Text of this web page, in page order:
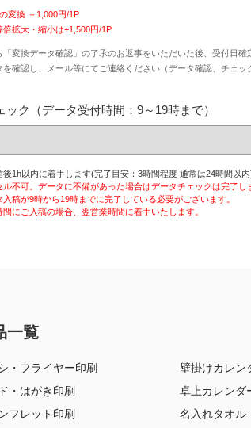
変換 ＋1,000円/1P
倍拡大・縮小は+1,500円/1P
「変換データ確認」の了承のお返事をいただいた後、受付日確
を確認し、メール等にてご連絡ください（データ確認、チェッ
ク（データ受付時間：9～19時まで）
後1h以内に着手します(完了目安：3時間程度 通常は24時間以内)
不可。データに不備があった場合はデータチェックは完了し
入稿が9時から19時までに完了している必要がございます。
間にご入稿の場合、翌営業時間に着手いたします。
一覧
・フライヤー印刷
・はがき印刷
フレット印刷
壁掛けカレン
卓上カレンダ
名入れタオル